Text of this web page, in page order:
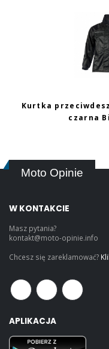
Kurtka
czarna
Moto Opinie
W KONTAKCIE
Masz pytania?
kontakt@moto-opinie.info
Chcesz się zareklamować?
APLIKACJA